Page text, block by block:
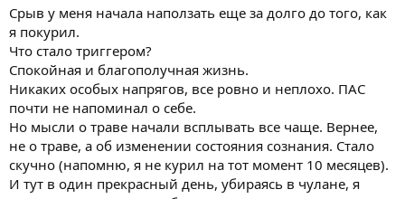
Это было "спонтанное решение" или ты долго вынашивал
идею сорваться? Если долго вынашивал или вел с собой споры,
то сколько по времени это происходило? Пытался ли с собой
договориться, какие доводы были за и против? Эмоции/
чувства/логика, что позволяло ужержаться и что перевесило и
привело к срыву?
Ты понимал, что разком не ограничеться? Примерно давал
себе какой-то срок на закур/отрыв или как пойдет?
Что вынес из срыва? Новый опыт есть? О чем то сожалеешь
конкретно?
Срыв у меня начала наползать еще за долго до того, как
я покурил.
Что стало триггером?
Спокойная и благополучная жизнь.
Никаких особых напрягов, все ровно и неплохо. ПАС
почти не напоминал о себе.
Но мысли о траве начали всплывать все чаще. Вернее,
не о траве, а об изменении состояния сознания. Стало
скучно (напомню, я не курил на тот момент 10 месяцев).
И тут в один прекрасный день, убираясь в чулане, я